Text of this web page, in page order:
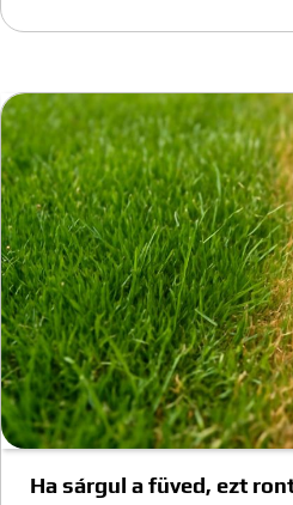
Ha sárgul a füved, ezt